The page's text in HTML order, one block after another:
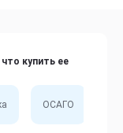
купить ее
ОСАГО